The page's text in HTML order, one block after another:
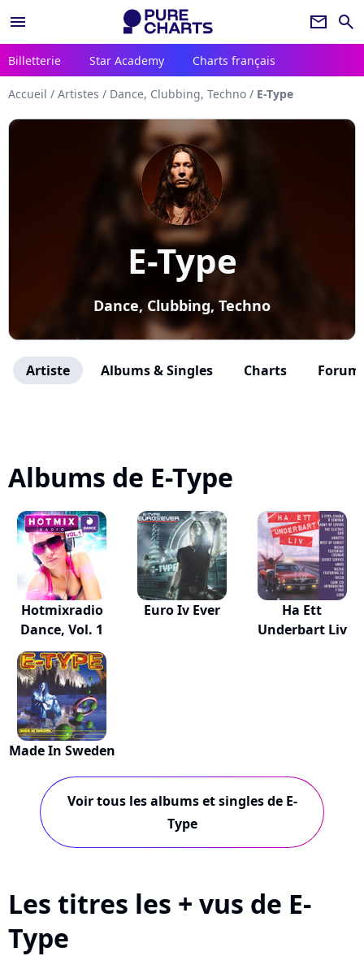
menu newsletter search
Billetterie Star Academy Charts français
Accueil / Artistes / Dance, Clubbing, Techno / E-Type
E-Type
Dance, Clubbing, Techno
Artiste Albums & Singles Charts
Albums de E-Type
Hotmixradio
Dance, Vol. 1
Euro Iv Ever
Ha Ett
Underbart Liv
Made In Sweden
Voir tous les albums et singles de E-
Type
Les titres les + vus de E-
Type